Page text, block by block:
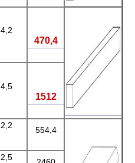
4,2
470,4
4,5
1512
2,2 554,4
2,5